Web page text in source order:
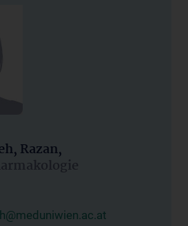
Razan,